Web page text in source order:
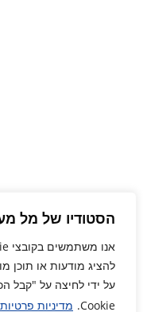
הסטודיו של מל
להציג מודעות או תוכן
על ידי לחיצה על "קבל
Cookie. מדיניות פרטיות